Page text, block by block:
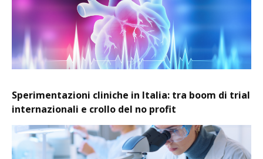
Sperimentazioni cliniche in Italia: tra boom di trial
internazionali e crollo del no profit